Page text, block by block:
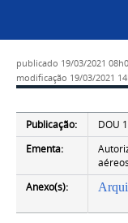
publicado 19/03/2021
modificação 19/03/2021
Publicação:
DOU
Ementa:
Anexo(s):